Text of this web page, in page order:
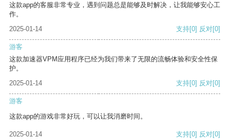
这款app的客服非常专业，遇到问题总是能够及时解决，让我能够安心工
作。
2025-01-14
支持[0] 反对[0]
游客
这款加速器VPM应用程序已经为我们带来了无限的流畅体验和安全性保
护。
2025-01-14
支持[0] 反对[0]
游客
这款app的游戏非常好玩，可以让我消磨时间。
2025-01-14 支持[0] 反对[0]